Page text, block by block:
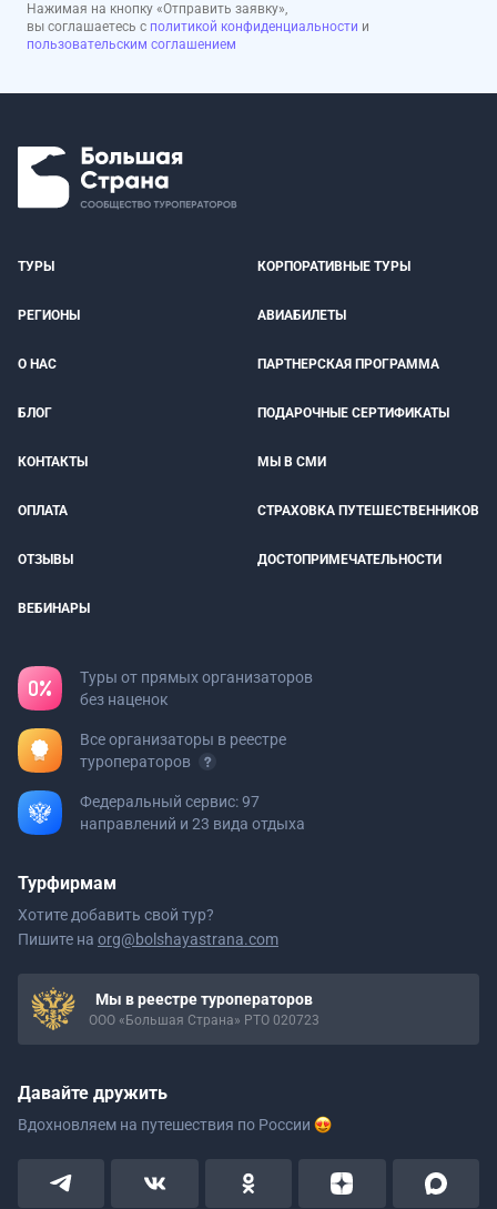
Нажимая на кнопку «Отправить заявку»,
вы соглашаетесь с политикой конфиденциальности и
пользовательским соглашением
ТУРЫ КОРПОРАТИВНЫЕ ТУРЫ
РЕГИОНЫ АВИАБИЛЕТЫ
О НАС ПАРТНЕРСКАЯ ПРОГРАММА
БЛОГ ПОДАРОЧНЫЕ СЕРТИФИКАТЫ
КОНТАКТЫ МЫ В СМИ
ОПЛАТА СТРАХОВКА ПУТЕШЕСТВЕННИКОВ
ОТЗЫВЫ ДОСТОПРИМЕЧАТЕЛЬНОСТИ
ВЕБИНАРЫ
Туры от прямых организаторов
без наценок
Все организаторы в реестре
туроператоров
Федеральный сервис: 97
направлений и 23 вида отдыха
Турфирмам
Хотите добавить свой тур?
Пишите на org@bolshayastrana.com
Мы в реестре туроператоров
ООО «Большая Страна» РТО 020723
Давайте дружить
Вдохновляем на путешествия по России